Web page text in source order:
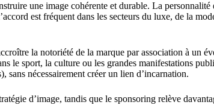
une image cohérente et durable. La
est fréquent dans les secteurs du luxe, de la
la notoriété de la marque par association à un
le sport, la culture ou les grandes manifestations
sans nécessairement créer un lien d’incarnation.
d’image, tandis que le sponsoring relève